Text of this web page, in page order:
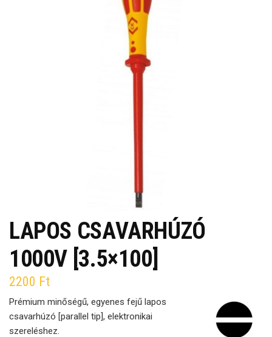
LAPOS CSAVARHÚZÓ
1000V [3.5×100]
2200 Ft
Prémium minőségű, egyenes fejű lapos
csavarhúzó [parallel tip], elektronikai
szereléshez.